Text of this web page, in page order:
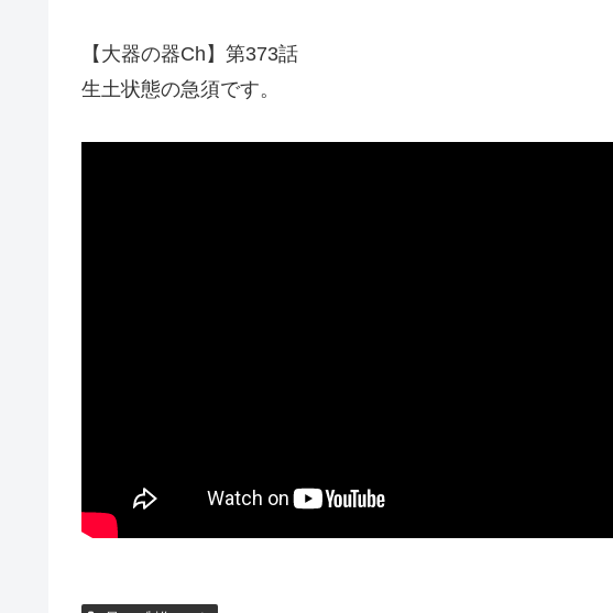
【大器の器Ch】第373話
生土状態の急須です。